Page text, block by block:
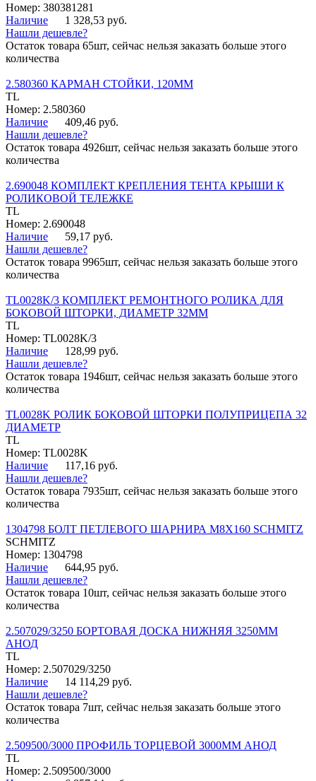
Номер: 380381281
Наличие
1 328,53 руб.
Нашли дешевле?
Остаток товара 65шт, сейчас нельзя заказать больше этого
количества
2.580360 КАРМАН СТОЙКИ, 120ММ
TL
Номер: 2.580360
Наличие
409,46 руб.
Нашли дешевле?
Остаток товара 4926шт, сейчас нельзя заказать больше этого
количества
2.690048 КОМПЛЕКТ КРЕПЛЕНИЯ ТЕНТА КРЫШИ К
РОЛИКОВОЙ ТЕЛЕЖКЕ
TL
Номер: 2.690048
Наличие
59,17 руб.
Нашли дешевле?
Остаток товара 9965шт, сейчас нельзя заказать больше этого
количества
TL0028K/3 КОМПЛЕКТ РЕМОНТНОГО РОЛИКА ДЛЯ
БОКОВОЙ ШТОРКИ, ДИАМЕТР 32ММ
TL
Номер: TL0028K/3
Наличие
128,99 руб.
Нашли дешевле?
Остаток товара 1946шт, сейчас нельзя заказать больше этого
количества
TL0028K РОЛИК БОКОВОЙ ШТОРКИ ПОЛУПРИЦЕПА 32
ДИАМЕТР
TL
Номер: TL0028K
Наличие
117,16 руб.
Нашли дешевле?
Остаток товара 7935шт, сейчас нельзя заказать больше этого
количества
1304798 БОЛТ ПЕТЛЕВОГО ШАРНИРА М8Х160 SCHMITZ
SCHMITZ
Номер: 1304798
Наличие
644,95 руб.
Нашли дешевле?
Остаток товара 10шт, сейчас нельзя заказать больше этого
количества
2.507029/3250 БОРТОВАЯ ДОСКА НИЖНЯЯ 3250ММ
АНОД
TL
Номер: 2.507029/3250
Наличие
14 114,29 руб.
Нашли дешевле?
Остаток товара 7шт, сейчас нельзя заказать больше этого
количества
2.509500/3000 ПРОФИЛЬ ТОРЦЕВОЙ 3000ММ АНОД
TL
Номер: 2.509500/3000